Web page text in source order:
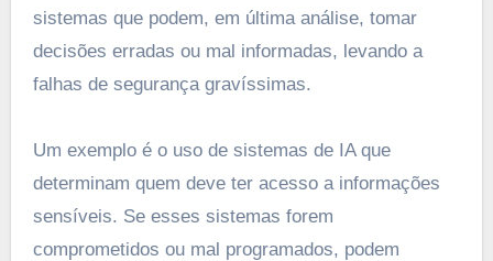
sistemas que podem, em última análise, tomar
decisões erradas ou mal informadas, levando a
falhas de segurança gravíssimas.
Um exemplo é o uso de sistemas de IA que
determinam quem deve ter acesso a informações
sensíveis. Se esses sistemas forem
comprometidos ou mal programados, podem